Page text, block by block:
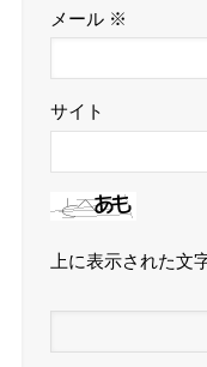
メール ※
サイト
上に表示された文